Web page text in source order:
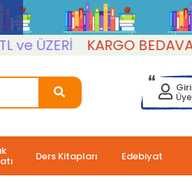
KARGO BEDAVA
Ders Kitapları Edebiyat